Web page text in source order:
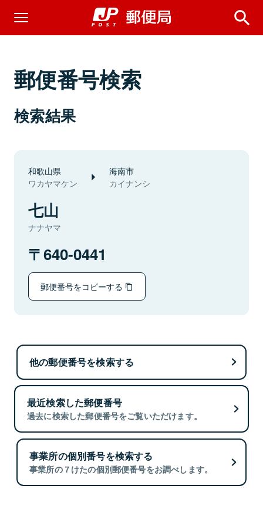
郵便番号検索
検索結果
和歌山県
ワカヤマケン
海南市
カイナンシ
七山
ナナヤマ
640-0441
郵便番号をコピーする
他の郵便番号を検索する
最近検索した郵便番号
過去に検索した郵便番号をご覧いただけます。
事業所の個別番号を検索する
事業所の７けたの個別郵便番号をお調べします。